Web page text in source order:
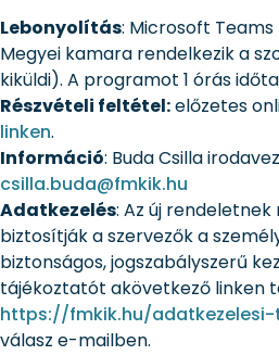
Lebonyolítás: Microsoft
Megyei kamara rendelkezik a
kiküldi). A programot 1 órás
Részvételi feltétel:előzetes
linken.
Információ: Buda Csilla
csilla.buda@fmkik.hu
Adatkezelés: Az új
biztosítják a szervezők a
biztonságos, jogszabályszerű
tájékoztatót akövetkező linken
https://fmkik.hu/
válasz e-mailben.